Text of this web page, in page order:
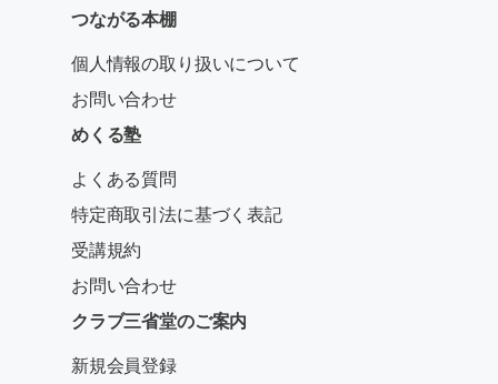
つながる本棚
個人情報の取り扱いについて
お問い合わせ
めくる塾
よくある質問
特定商取引法に基づく表記
受講規約
お問い合わせ
クラブ三省堂のご案内
新規会員登録